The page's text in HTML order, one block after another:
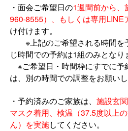
・面会ご希望日の1週間前から、
960-8555）、もしくは専用LINE
け付けます。
※上記のご希望される時間を
じ時間での予約は1組のみとなり
※ご希望日・時間枠にすでに予
は、別の時間での調整をお願いし
・予約済みのご家族は、 施設玄
マスク着用、検温（37.5度以上
ん）を実施してください。